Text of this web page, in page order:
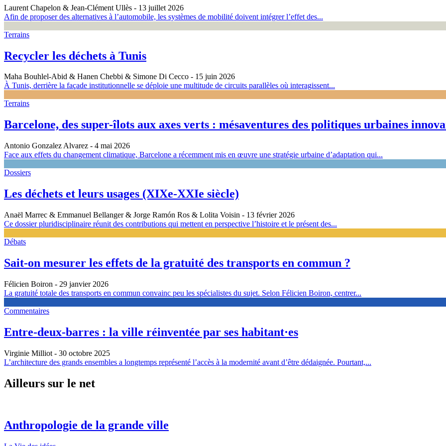
Laurent Chapelon & Jean-Clément Ullès - 13 juillet 2026
Afin de proposer des alternatives à l’automobile, les systèmes de mobilité doivent intégrer l’effet des...
Terrains
Recycler les déchets à Tunis
Maha Bouhlel-Abid & Hanen Chebbi & Simone Di Cecco - 15 juin 2026
À Tunis, derrière la façade institutionnelle se déploie une multitude de circuits parallèles où interagissent...
Terrains
Barcelone, des super-îlots aux axes verts : mésaventures des politiques urbaines
Antonio Gonzalez Alvarez - 4 mai 2026
Face aux effets du changement climatique, Barcelone a récemment mis en œuvre une stratégie urbaine d’adaptation qui...
Dossiers
Les déchets et leurs usages (XIXe-XXIe siècle)
Anaël Marrec & Emmanuel Bellanger & Jorge Ramón Ros & Lolita Voisin - 13 février 2026
Ce dossier pluridisciplinaire réunit des contributions qui mettent en perspective l’histoire et le présent des...
Débats
Sait-on mesurer les effets de la gratuité des transports en commun ?
Félicien Boiron - 29 janvier 2026
La gratuité totale des transports en commun convainc peu les spécialistes du sujet. Selon Félicien Boiron, centrer...
Commentaires
Entre-deux-barres : la ville réinventée par ses habitant·es
Virginie Milliot - 30 octobre 2025
L’architecture des grands ensembles a longtemps représenté l’accès à la modernité avant d’être dédaignée. Pourtant,...
Ailleurs sur le net
Anthropologie de la grande ville